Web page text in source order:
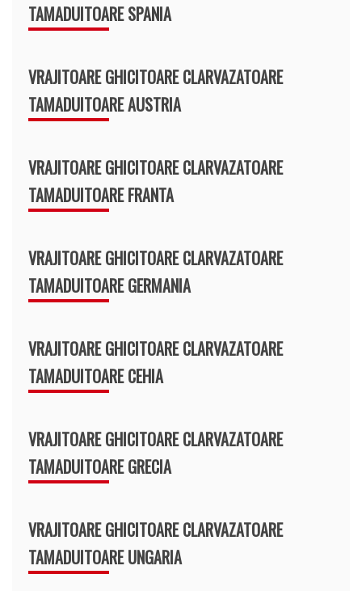
TAMADUITOARE SPANIA
VRAJITOARE GHICITOARE CLARVAZATOARE
TAMADUITOARE AUSTRIA
VRAJITOARE GHICITOARE CLARVAZATOARE
TAMADUITOARE FRANTA
VRAJITOARE GHICITOARE CLARVAZATOARE
TAMADUITOARE GERMANIA
VRAJITOARE GHICITOARE CLARVAZATOARE
TAMADUITOARE CEHIA
VRAJITOARE GHICITOARE CLARVAZATOARE
TAMADUITOARE GRECIA
VRAJITOARE GHICITOARE CLARVAZATOARE
TAMADUITOARE UNGARIA